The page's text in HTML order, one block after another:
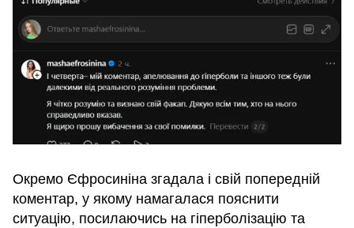
Окремо Єфросиніна згадала і свій попередній
коментар, у якому намагалася пояснити
ситуацію, посилаючись на гіперболізацію та